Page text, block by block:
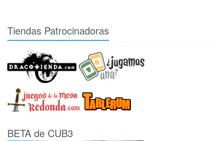
Tiendas Patrocinadoras
BETA de CUB3